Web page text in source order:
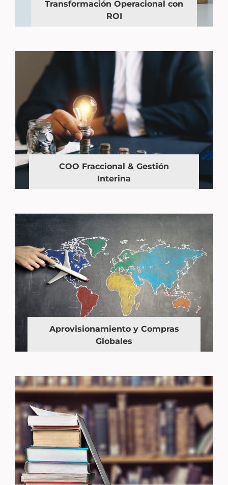
Transformación Operacional con
ROI
COO Fraccional & Gestión
Interina
Aprovisionamiento y Compras
Globales